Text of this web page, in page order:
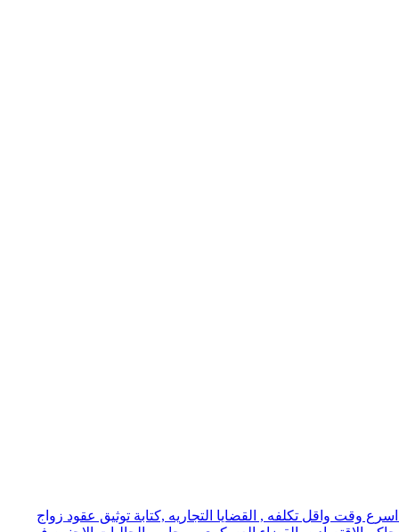
وقت واقل تكلفه , القضايا التجاريه ,كتابة توثيق عقود زواج